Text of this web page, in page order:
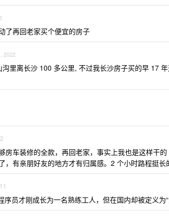
了再回老家买个便宜的房子
2022
里离长沙 100 多公里, 不过我长沙房子买的早 17
2
房车装修的全款，再回老家，事实上我也是这样干的
，有亲朋好友的地方才有归属感。2 个小时路程挺长
11
员才刚成长为一名熟练工人，但在国内却被定义为